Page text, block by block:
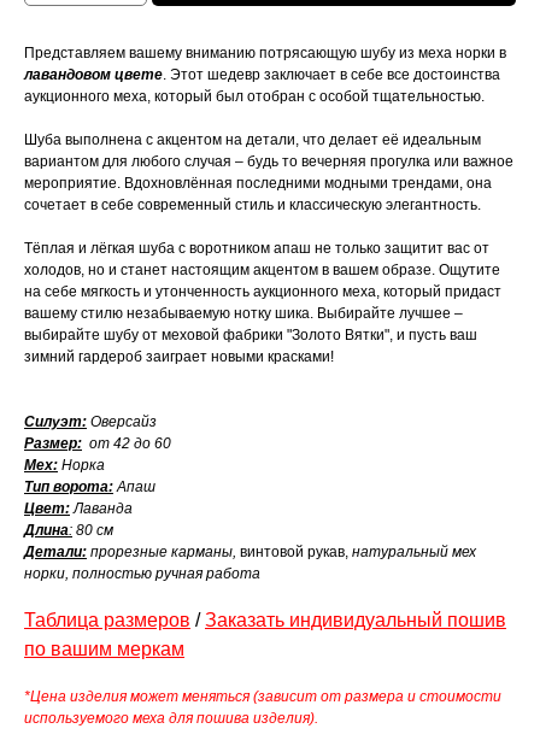
Представляем вашему вниманию потрясающую шубу из меха норки в
лавандовом цвете. Этот шедевр заключает в себе все достоинства
аукционного меха, который был отобран с особой тщательностью.
Шуба выполнена с акцентом на детали, что делает её идеальным
вариантом для любого случая – будь то вечерняя прогулка или важное
мероприятие. Вдохновлённая последними модными трендами, она
сочетает в себе современный стиль и классическую элегантность.
Тёплая и лёгкая шуба с воротником апаш не только защитит вас от
холодов, но и станет настоящим акцентом в вашем образе. Ощутите
на себе мягкость и утонченность аукционного меха, который придаст
вашему стилю незабываемую нотку шика. Выбирайте лучшее –
выбирайте шубу от меховой фабрики "Золото Вятки", и пусть ваш
зимний гардероб заиграет новыми красками!
Силуэт: Оверсайз
Размер: от 42 до 60
Мех: Норка
Тип ворота:Апаш
Цвет:Лаванда
Длина: 80 см
Детали: прорезные карманы, винтовой рукав, натуральный мех
норки, полностью ручная работа
Таблица размеров /Заказать индивидуальный пошив
по вашим меркам
*Цена изделия может меняться (зависит от размера и стоимости
используемого меха для пошива изделия).